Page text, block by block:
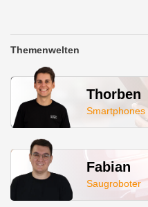
Themenwelten
Thorben
Smartphones
Fabian
Saugroboter